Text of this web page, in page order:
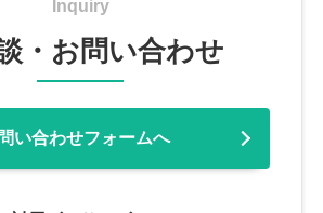
Inquiry
・お問い合わせ
い合わせフォームへ